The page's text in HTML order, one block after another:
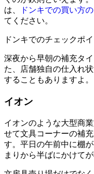
は、
ドンキでの買い方
てください。
ドンキでのチェックポイ
深夜から早朝の補充タ
た、店舗独自の仕入れ
することもありますよ。
イオン
イオンのような大型商
せて文具コーナーの補
す。平日の午前中に棚
まりから半ばにかけて